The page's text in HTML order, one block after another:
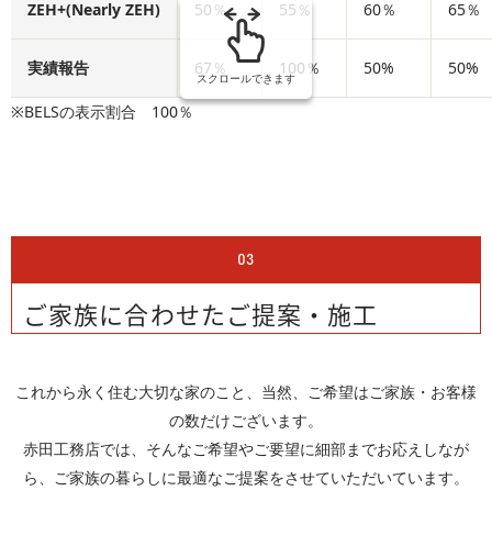
ZEH+(Nearly ZEH) 50％ 55％ 60％ 65％
実績報告 67％ 100％ 50% 50%
※BELSの表示割合 100％
スクロールできます
03
ご家族に合わせたご提案・施工
これから永く住む大切な家のこと、当然、ご希望はご家族・お客様
の数だけございます。
赤田工務店では、そんなご希望やご要望に細部までお応えしなが
ら、ご家族の暮らしに最適なご提案をさせていただいています。